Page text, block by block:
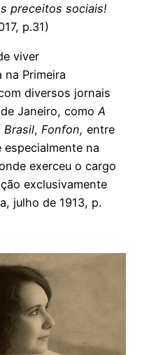
preceitos sociais!
p.31)
viver
na Primeira
diversos jornais
Janeiro, comoA
Brasil, Fonfon, entre
na
exerceu o cargo
exclusivamente
julho de 1913, p.